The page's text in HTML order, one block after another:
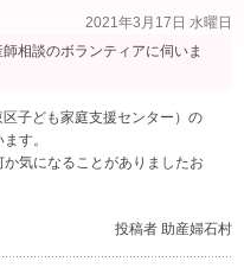
2021年3月17日 水曜日
相談のボランティアに伺いま
子ども家庭支援センター）の
す。
気になることがありましたお
投稿者 助産婦石村